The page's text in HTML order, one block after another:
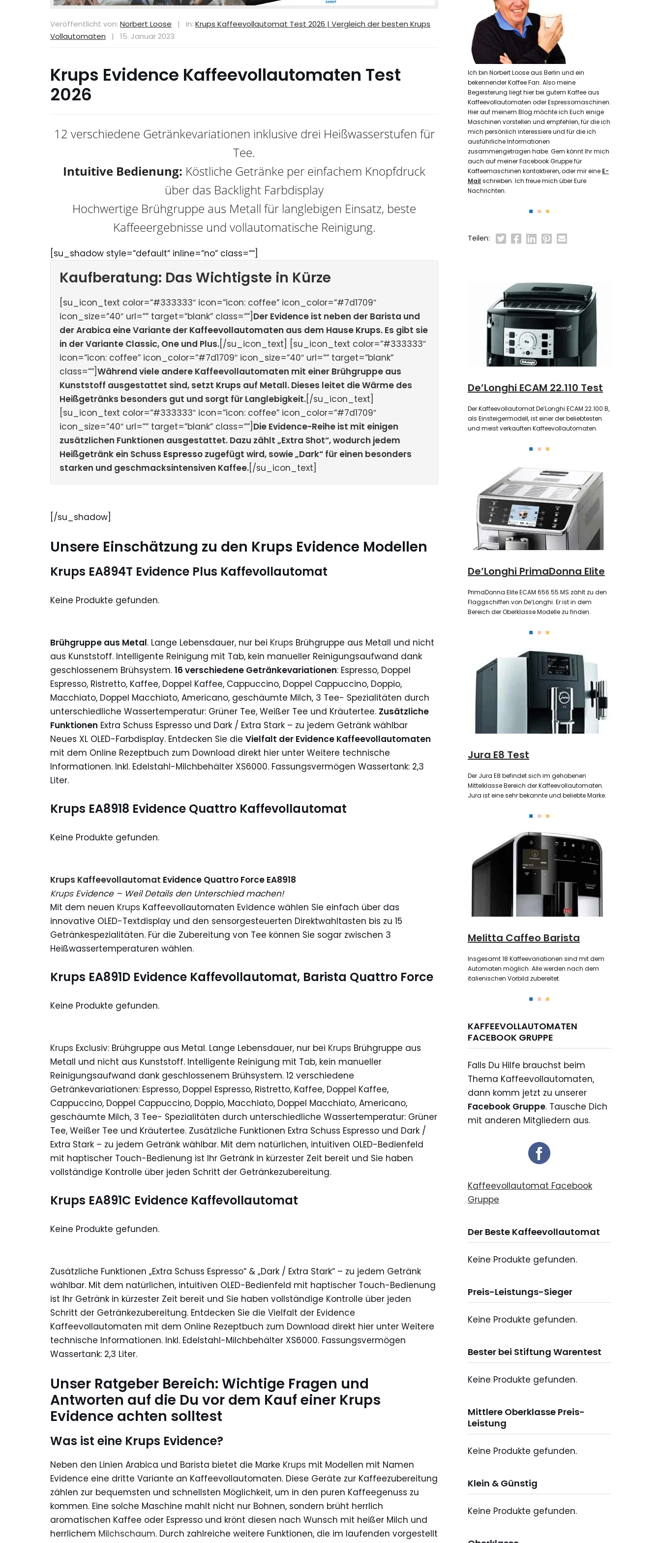
Veröffentlicht von: Norbert Loose | In: Krups Kaffeevollautomat Test 2026 | Vergleich der besten Krups
Vollautomaten
| 15. Januar 2023
Krups Evidence Kaffeevollautomaten Test
2026
12 verschiedene Getränkevariationen inklusive drei Heißwasserstufen für
Tee.
Intuitive Bedienung: Köstliche Getränke per einfachem Knopfdruck
über das Backlight Farbdisplay
Hochwertige Brühgruppe aus Metall für langlebigen Einsatz, beste
Kaffeeergebnisse und vollautomatische Reinigung.
[su_shadow style=“default“ inline=“no“ class=““]
Kaufberatung: Das Wichtigste in Kürze
[su_icon_text color=“#333333″ icon=“icon: coffee“ icon_color=“#7d1709″
icon_size=“40″ url=““ target=“blank“ class=““] Der Evidence ist neben der Barista und
der Arabica eine Variante der Kaffeevollautomaten aus dem Hause Krups. Es gibt sie
in der Variante Classic, One und Plus. [/su_icon_text] [su_icon_text color=“#333333″
icon=“icon: coffee“ icon_color=“#7d1709″ icon_size=“40″ url=““ target=“blank“
class=““] Während viele andere Kaffeevollautomaten mit einer Brühgruppe aus
Kunststoff ausgestattet sind, setzt Krups auf Metall. Dieses leitet die Wärme des
Heißgetränks besonders gut und sorgt für Langlebigkeit. [/su_icon_text]
[su_icon_text color=“#333333″ icon=“icon: coffee“ icon_color=“#7d1709″
icon_size=“40″ url=““ target=“blank“ class=““] Die Evidence-Reihe ist mit einigen
zusätzlichen Funktionen ausgestattet. Dazu zählt „Extra Shot“, wodurch jedem
Heißgetränk ein Schuss Espresso zugefügt wird, sowie „Dark“ für einen besonders
starken und geschmacksintensiven Kaffee. [/su_icon_text]
[/su_shadow]
Unsere Einschätzung zu den Krups Evidence Modellen
Krups EA894T Evidence Plus Kaffevollautomat
Keine Produkte gefunden.
Brühgruppe aus Metal. Lange Lebensdauer, nur bei Krups Brühgruppe aus Metall und nicht
aus Kunststoff. Intelligente Reinigung mit Tab, kein manueller Reinigungsaufwand dank
geschlossenem Brühsystem. 16 verschiedene Getränkevariationen: Espresso, Doppel
Espresso, Ristretto, Kaffee, Doppel Kaffee, Cappuccino, Doppel Cappuccino, Doppio,
Macchiato, Doppel Macchiato, Americano, geschäumte Milch, 3 Tee- Spezialitäten durch
unterschiedliche Wassertemperatur: Grüner Tee, Weißer Tee und Kräutertee. Zusätzliche
Funktionen Extra Schuss Espresso und Dark / Extra Stark – zu jedem Getränk wählbar
Neues XL OLED-Farbdisplay. Entdecken Sie die Vielfalt der Evidence Kaffeevollautomaten
mit dem Online Rezeptbuch zum Download direkt hier unter Weitere technische
Informationen. Inkl. Edelstahl-Milchbehälter XS6000. Fassungsvermögen Wassertank: 2,3
Liter.
Krups EA8918 Evidence Quattro Kaffevollautomat
Keine Produkte gefunden.
Krups Kaffeevollautomat Evidence Quattro Force EA8918
KrupsEvidence – Weil Details den Unterschied machen!
Mit dem neuen Krups Kaffeevollautomaten Evidence wählen Sie einfach über das
innovative OLED-Textdisplay und den sensorgesteuerten Direktwahltasten bis zu 15
Getränkespezialitäten. Für die Zubereitung von Tee können Sie sogar zwischen 3
Heißwassertemperaturen wählen.
Krups EA891D Evidence Kaffevollautomat, Barista Quattro Force
Keine Produkte gefunden.
Krups Exclusiv: Brühgruppe aus Metal. Lange Lebensdauer, nur bei Krups Brühgruppe aus
Metall und nicht aus Kunststoff. Intelligente Reinigung mit Tab, kein manueller
Reinigungsaufwand dank geschlossenem Brühsystem. 12 verschiedene
Getränkevariationen: Espresso, Doppel Espresso, Ristretto, Kaffee, Doppel Kaffee,
Cappuccino, Doppel Cappuccino, Doppio, Macchiato, Doppel Macchiato, Americano,
geschäumte Milch, 3 Tee- Spezialitäten durch unterschiedliche Wassertemperatur: Grüner
Tee, Weißer Tee und Kräutertee. Zusätzliche Funktionen Extra Schuss Espresso und Dark /
Extra Stark – zu jedem Getränk wählbar. Mit dem natürlichen, intuitiven OLED-Bedienfeld
mit haptischer Touch-Bedienung ist Ihr Getränk in kürzester Zeit bereit und Sie haben
vollständige Kontrolle über jeden Schritt der Getränkezubereitung.
Krups EA891C Evidence Kaffevollautomat
Keine Produkte gefunden.
Zusätzliche Funktionen „Extra Schuss Espresso“ & „Dark / Extra Stark“ – zu jedem Getränk
wählbar. Mit dem natürlichen, intuitiven OLED-Bedienfeld mit haptischer Touch-Bedienung
ist Ihr Getränk in kürzester Zeit bereit und Sie haben vollständige Kontrolle über jeden
Schritt der Getränkezubereitung. Entdecken Sie die Vielfalt der Evidence
Kaffeevollautomaten mit dem Online Rezeptbuch zum Download direkt hier unter Weitere
technische Informationen. Inkl. Edelstahl-Milchbehälter XS6000. Fassungsvermögen
Wassertank: 2,3 Liter.
Unser Ratgeber Bereich: Wichtige Fragen und
Antworten auf die Du vor dem Kauf einer Krups
Evidence achten solltest
Was ist eine Krups Evidence?
Neben den Linien Arabica und Barista bietet die Marke Krups mit Modellen mit Namen
Evidence eine dritte Variante an Kaffeevollautomaten. Diese Geräte zur Kaffeezubereitung
zählen zur bequemsten und schnellsten Möglichkeit, um in den puren Kaffeegenuss zu
kommen. Eine solche Maschine mahlt nicht nur Bohnen, sondern brüht herrlich
aromatischen Kaffee oder Espresso und krönt diesen nach Wunsch mit heißer Milch und
herrlichem Milchschaum. Durch zahlreiche weitere Funktionen, die im laufenden vorgestellt
Ich bin Norbert Loose aus Berlin und ein
bekennender Kaffee Fan. Also meine
Begeisterung liegt hier bei gutem Kaffee aus
Kaffeevollautomaten oder Espressomaschinen.
Hier auf meinem Blog möchte ich Euch einige
Maschinen vorstellen und empfehlen, für die ich
mich persönlich interessiere und für die ich
ausführliche Informationen
zusammengetragen habe. Gern könnt Ihr mich
auch auf meiner Facebook Gruppe für
Kaffeemaschinen kontaktieren, oder mir eine E-
Mail schreiben. Ich freue mich über Eure
Nachrichten.
Teilen:
De’Longhi ECAM 22.110 Test
Der Kaffeevollautomat De’Longhi ECAM 22.100 B,
als Einsteigermodell, ist einer der beliebtesten
und meist verkauften Kaffeevollautomaten.
De’Longhi PrimaDonna Elite
PrimaDonna Elite ECAM 656.55.MS zählt zu den
Flaggschiffen von De’Longhi. Er ist in dem
Bereich der Oberklasse Modelle zu finden.
Jura E8 Test
Der Jura E8 befindet sich im gehobenen
Mittelklasse Bereich der Kaffeevollautomaten.
Jura ist eine sehr bekannte und beliebte Marke.
Melitta Caffeo Barista
Insgesamt 18 Kaffeevariationen sind mit dem
Automaten möglich. Alle werden nach dem
italienischen Vorbild zubereitet.
KAFFEEVOLLAUTOMATEN
FACEBOOK GRUPPE
Falls Du Hilfe brauchst beim
Thema Kaffeevollautomaten,
dann komm jetzt zu unserer
Facebook Gruppe. Tausche Dich
mit anderen Mitgliedern aus.
Kaffeevollautomat Facebook
Gruppe
Der Beste Kaffeevollautomat
Keine Produkte gefunden.
Preis-Leistungs-Sieger
Keine Produkte gefunden.
Bester bei Stiftung Warentest
Keine Produkte gefunden.
Mittlere Oberklasse Preis-
Leistung
Keine Produkte gefunden.
Klein & Günstig
Keine Produkte gefunden.